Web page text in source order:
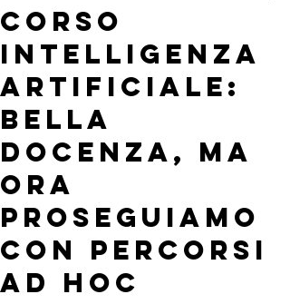
Corso
intelligenza
artificiale:
bella
docenza, ma
ora
proseguiamo
con percorsi
ad hoc